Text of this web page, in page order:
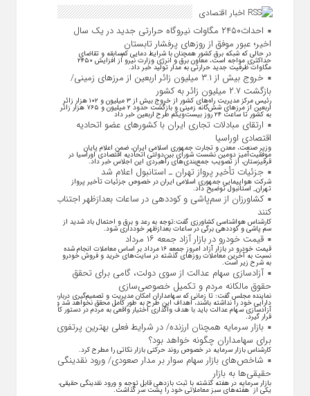
اخبار اقتصادی
احداث۲۴۵۰ مگاوات نیروگاه حرارتی جدید در یک سال
اخیر؛ عبور موفق از روز‌های پرفشار تابستان
در حالی که شبکه برق کشور همچنان با شرایط دمایی کم‌سابقه و تقاضای
حداکثری مواجه است، معاون برق و انرژی وزارت نیرو از افزایش ۲۴۵۰
مگاوات ظرفیت جدید حرارتی به مدار تولید خبر داد.
خروج بیش از ۳.۱ میلیون زائر اربعین از مرزهای زمینی/
بازگشت ۲.۷ میلیون زائر به کشور
رئیس مرکز مدیریت راه‌های کشور از خروج بیش از ۳ میلیون و ۱۰۲ هزار زائر
اربعین از مرزهای شش‌گانه زمینی و بازگشت حدود ۲ میلیون و ۷۶۵ هزار زائر
به کشور تا ساعت ۲۴ روز بیست‌ویکم طرح اربعین خبر داد
ارتقای مبادلات تجاری ایران با کشور‌های عضو اتحادیه
اقتصادی اوراسیا
وزیر صنعت، معدن و تجارت جمهوری اسلامی ایران، ضمن اعلام پایان
موفقیت‌آمیز دومین نشست شورای بین‌دولتی اتحادیه اقتصادی اوراسیا در
قرقیزستان، از تصویب جمع‌بندی‌های راهبردی این اجلاس خبر داد.
جزئیات تأخیر پرواز تهران ـ استانبول اعلام شد
شرکت هواپیمایی جمهوری اسلامی ایران در خصوص جزئیات تأخیر پرواز
تهران_ استانبول توضیح داد.
کشاورزان از سم‌پاشی و کوددهی در ساعات بعدازظهر اجتناب
کنند
کارشناس هواشناسی کشاورزی گفت:توجه به رعد و برق و احتمال باد شدید از
سم پاشی و کوددهی برگی در ساعات بعدازظهر خودداری شود.
قیمت خودرو در بازار آزاد جمعه ۱۶ مرداد
قیمت خودرو در بازار آزاد امروز جمعه ۱۶ مرداد بر اساس معاملات انجام شده
نسبت به آخرین معاملات روز‌های گذشته در سایت‌های خرید و فروش خودرو
به شرح زیر است.
آزادسازی سهام عدالت از سوی دولت، گامی برای تحقق
حقوق مالکانه مردم و تکمیل خصوصی‌سازی
نماینده مجلس گفت: تا زمانی که سهامداران امکان مدیریت و تصمیم‌گیری درباره
دارایی خود را نداشته باشند، اهداف این طرح به طور کامل محقق نخواهد شد و
آزادسازی سهام عدالت باید با هدف واگذاری اختیار واقعی به مردم در دستور کار
قرار گیرد.
بازار سرمایه همچنان ارزنده/ در شرایط فعلی بهترین پرتفوی
برای سهامداران چگونه خواهد بود؟
کارشناس بازار سرمایه در خصوص روند حرکتی بازار نکاتی را مطرح کرد.
شاخص‌های بازار سهام سوار بر مدار صعودی/ ورود نقدینگی
حقیقی‌ها به بازار
بازار سرمایه در هفته گذشته با ثبت بازدهی قابل توجه و ورود نقدینگی حقیقی،
یکی از هفته‌های سبز معاملاتی خود را پشت سر گذاشت.